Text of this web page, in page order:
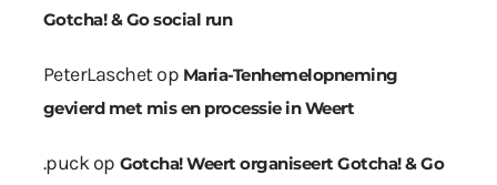
Gotcha! & Go social run
PeterLaschetop Maria-Tenhemelopneming
gevierd met mis en processie in Weert
.puckop Gotcha! Weert organiseert Gotcha! & Go